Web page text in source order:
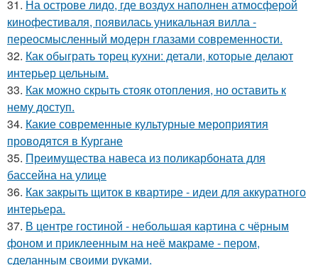
31. На острове лидо, где воздух наполнен атмосферой
кинофестиваля, появилась уникальная вилла -
переосмысленный модерн глазами современности.
32. Как обыграть торец кухни: детали, которые делают
интерьер цельным.
33. Как можно скрыть стояк отопления, но оставить к
нему доступ.
34. Какие современные культурные мероприятия
проводятся в Кургане
35. Преимущества навеса из поликарбоната для
бассейна на улице
36. Как закрыть щиток в квартире - идеи для аккуратного
интерьера.
37. В центре гостиной - небольшая картина с чёрным
фоном и приклеенным на неё макраме - пером,
сделанным своими руками.